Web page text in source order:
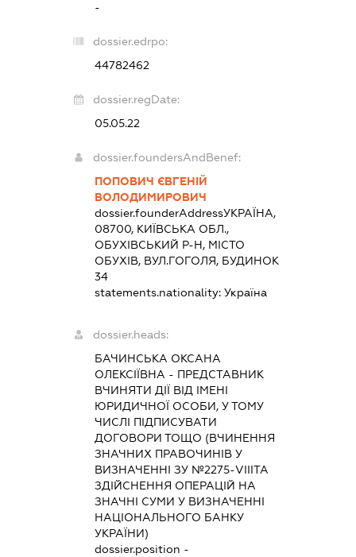
-
dossier.edrpo:
44782462
dossier.regDate:
05.05.22
dossier.foundersAndBenef:
ПОПОВИЧ ЄВГЕНІЙ
ВОЛОДИМИРОВИЧ
dossier.founderAddressУКРАЇНА,
08700, КИЇВСЬКА ОБЛ.,
ОБУХІВСЬКИЙ Р-Н, МІСТО
ОБУХІВ, ВУЛ.ГОГОЛЯ, БУДИНОК
34
statements.nationality: Україна
dossier.heads:
БАЧИНСЬКА ОКСАНА
ОЛЕКСІЇВНА - ПРЕДСТАВНИК
ВЧИНЯТИ ДІЇ ВІД ІМЕНІ
ЮРИДИЧНОЇ ОСОБИ, У ТОМУ
ЧИСЛІ ПІДПИСУВАТИ
ДОГОВОРИ ТОЩО (ВЧИНЕННЯ
ЗНАЧНИХ ПРАВОЧИНІВ У
ВИЗНАЧЕННІ ЗУ №2275-VIIIТА
ЗДІЙСНЕННЯ ОПЕРАЦІЙ НА
ЗНАЧНІ СУМИ У ВИЗНАЧЕННІ
НАЦІОНАЛЬНОГО БАНКУ
УКРАЇНИ)
dossier.position -